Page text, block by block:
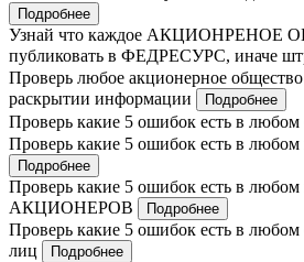
Подробнее
Узнай что каждое АКЦИОНРЕНОЕ
публиковать в ФЕДРЕСУРС, иначе
Проверь любое акционерное
раскрытии информации
Подробнее
Проверь какие 5 ошибок есть в любом
Проверь какие 5 ошибок есть в
Подробнее
Проверь какие 5 ошибок есть в любом
АКЦИОНЕРОВ
Подробнее
Проверь какие 5 ошибок есть в
лиц
Подробнее